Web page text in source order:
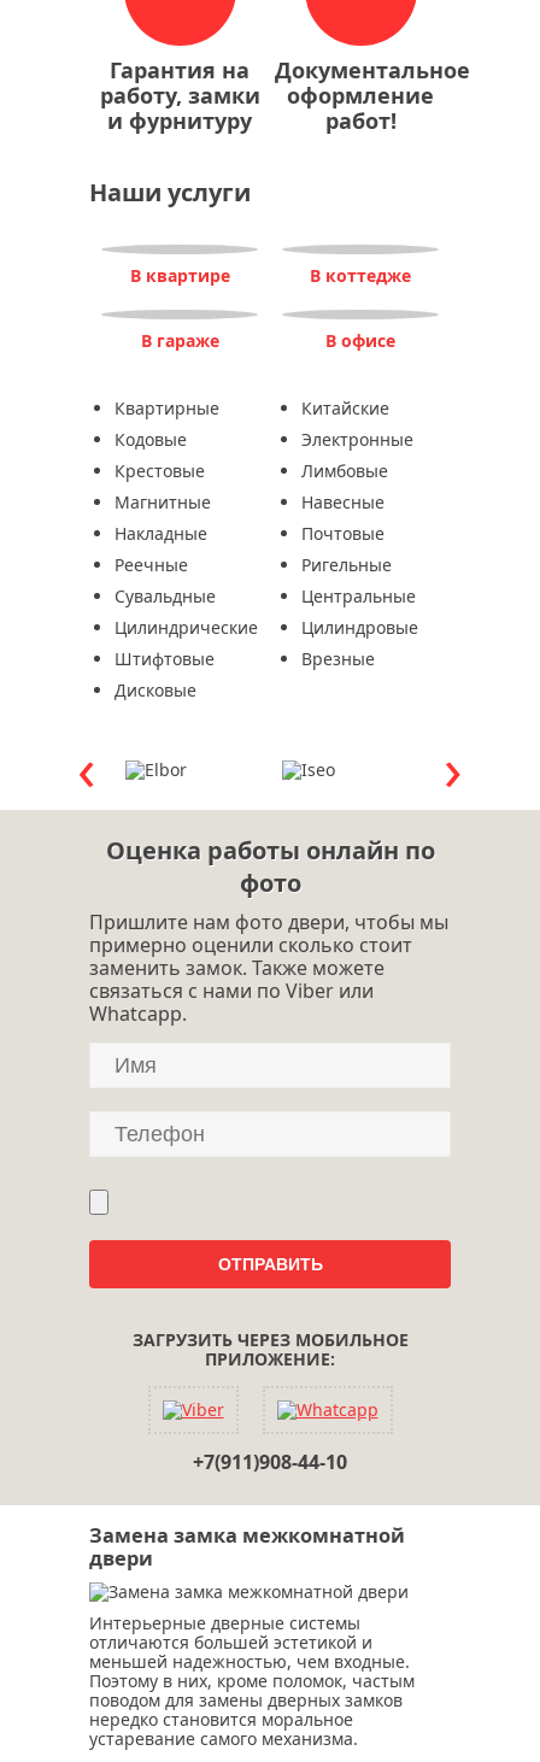
Гарантия на
работу, замки
и фурнитуру
Документальное
оформление
работ!
Наши услуги
В квартире В коттедже
В гараже В офисе
Квартирные
Китайские
Кодовые
Электронные
Крестовые
Лимбовые
Магнитные
Навесные
Накладные
Почтовые
Реечные
Ригельные
Сувальдные
Центральные
Цилиндрические
Цилиндровые
Штифтовые
Врезные
Дисковые
Оценка работы онлайн по
фото
Пришлите нам фото двери, чтобы мы
примерно оценили сколько стоит
заменить замок. Также можете
связаться с нами по Viber или
Whatcapp.
ЗАГРУЗИТЬ ЧЕРЕЗ МОБИЛЬНОЕ
ПРИЛОЖЕНИЕ:
+7(911)908-44-10
Замена замка межкомнатной
двери
Интерьерные дверные системы
отличаются большей эстетикой и
меньшей надежностью, чем входные.
Поэтому в них, кроме поломок, частым
поводом для замены дверных замков
нередко становится моральное
устаревание самого механизма.